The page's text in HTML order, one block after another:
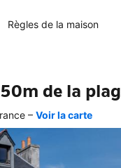
Règles de la maison
de la
– Voir la carte